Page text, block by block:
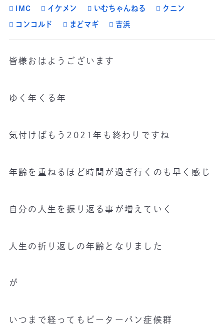
IMC イケメン いむちゃんねる クニン
コンコルド まどマギ 吉浜
皆様おはようございます
ゆく年くる年
気付けばもう2021年も終わりですね
年齢を重ねるほど時間が過ぎ行くのも早く感じ
自分の人生を振り返る事が増えていく
人生の折り返しの年齢となりました
が
いつまで経ってもピーターパン症候群